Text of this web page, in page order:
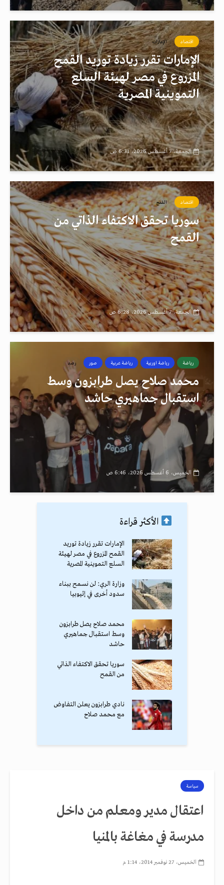
اقتصاد الإمارات
الإمارات تقرر زيادة توريد القمح
المزروع في مصر لهيئة السلع
التموينية المصرية
الجمعة، 7 أغسطس 2026، 6:31 ص
اقتصاد القمح
سوريا تحقق الاكتفاء الذاتي من
القمح
الجمعة، 7 أغسطس 2026، 6:28 ص
رياضة رياضة اوربية رياضة عربية صور رصد
محمد صلاح يصل طرابزون وسط
استقبال جماهيري حاشد
الخميس، 6 أغسطس 2026، 6:46 ص
الأكثر قراءة
الإمارات تقرر زيادة توريد
القمح المزروع في مصر لهيئة
السلع التموينية المصرية
وزارة الري: لن نسمح ببناء
سدود أخرى في إثيوبيا
محمد صلاح يصل طرابزون
وسط استقبال جماهيري
حاشد
سوريا تحقق الاكتفاء الذاتي
من القمح
نادي طرابزون يعلن التفاوض
مع محمد صلاح
سياسة
اعتقال مدير ومعلم من داخل
مدرسة في مغاغة بالمنيا
الخميس، 27 نوفمبر 2014، 1:14 م